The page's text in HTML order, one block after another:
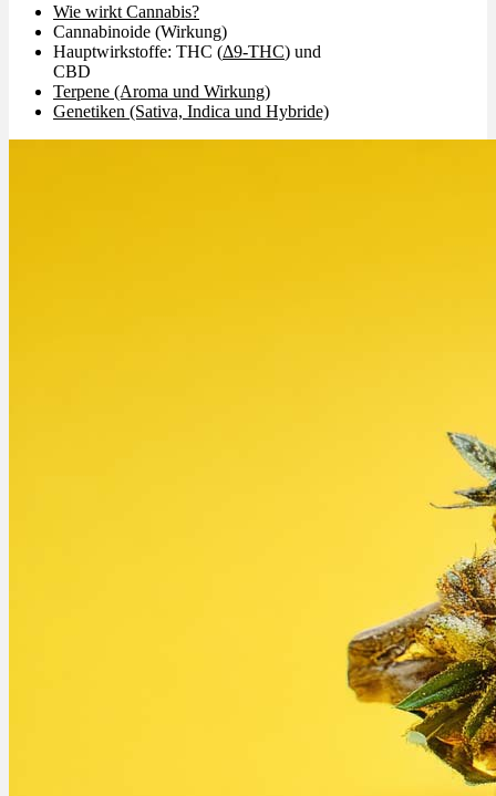
Wie wirkt Cannabis?
Cannabinoide (Wirkung)
Hauptwirkstoffe: THC (Δ9-THC) und
CBD
Terpene (Aroma und Wirkung)
Genetiken (Sativa, Indica und Hybride)